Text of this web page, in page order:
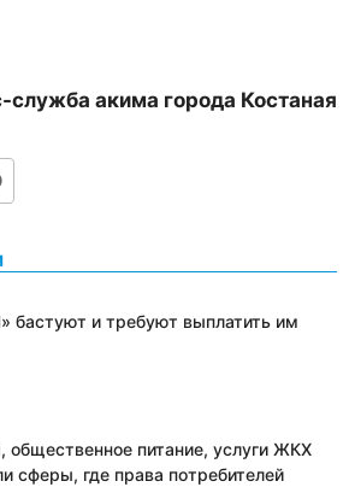
служба акима города Костаная
бастуют и требуют выплатить им
общественное питание, услуги ЖКХ
сферы, где права потребителей